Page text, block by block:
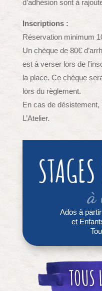
d’adhésion sont à
Inscriptions :
Réservation minimum
Un chèque de 80€
est à verser lors de
la place. Ce chèque
lors du règlement.
En cas de
L’Atelier.
à
Ados à
et
TOUS